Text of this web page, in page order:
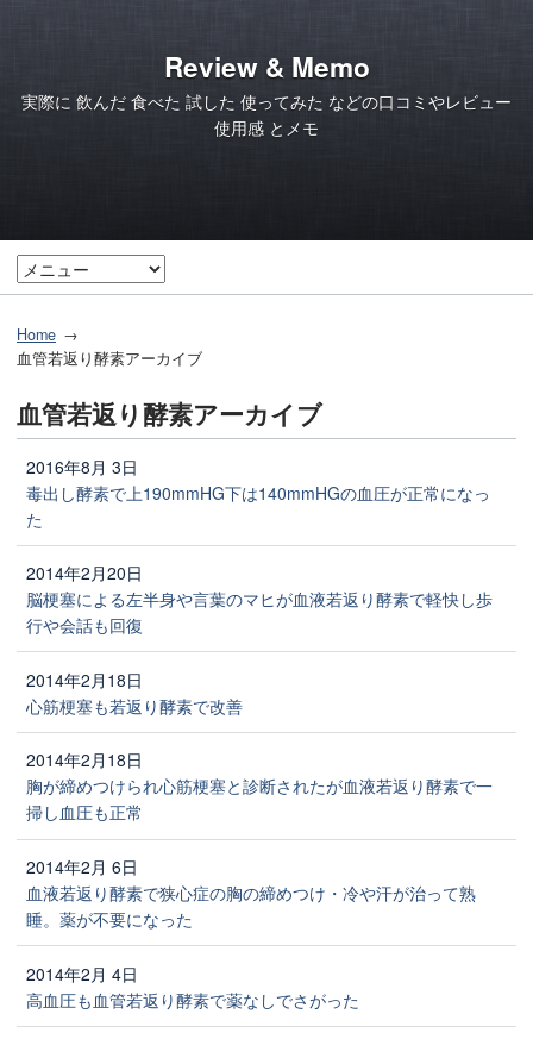
Review & Memo
実際に 飲んだ 食べた 試した 使ってみた などの口コミやレビュー
使用感 とメモ
Home
血管若返り酵素アーカイブ
血管若返り酵素アーカイブ
2016年8月 3日
毒出し酵素で上190mmHG下は140mmHGの血圧が正常になっ
た
2014年2月20日
脳梗塞による左半身や言葉のマヒが血液若返り酵素で軽快し歩
行や会話も回復
2014年2月18日
心筋梗塞も若返り酵素で改善
2014年2月18日
胸が締めつけられ心筋梗塞と診断されたが血液若返り酵素で一
掃し血圧も正常
2014年2月 6日
血液若返り酵素で狭心症の胸の締めつけ・冷や汗が治って熟
睡。薬が不要になった
2014年2月 4日
高血圧も血管若返り酵素で薬なしでさがった